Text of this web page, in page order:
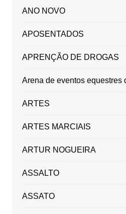
ANO NOVO
APOSENTADOS
APRENÇÃO DE DROGAS
Arena de eventos equestres
ARTES
ARTES MARCIAIS
ARTUR NOGUEIRA
ASSALTO
ASSATO